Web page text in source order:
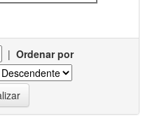
| Ordenar por